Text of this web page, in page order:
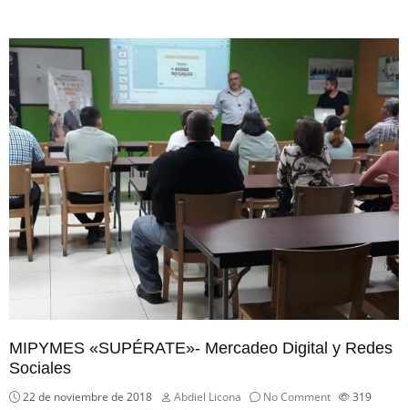
MIPYMES «SUPÉRATE»- Mercadeo Digital y Redes
Sociales
22 de noviembre de 2018 Abdiel Licona No Comment
319